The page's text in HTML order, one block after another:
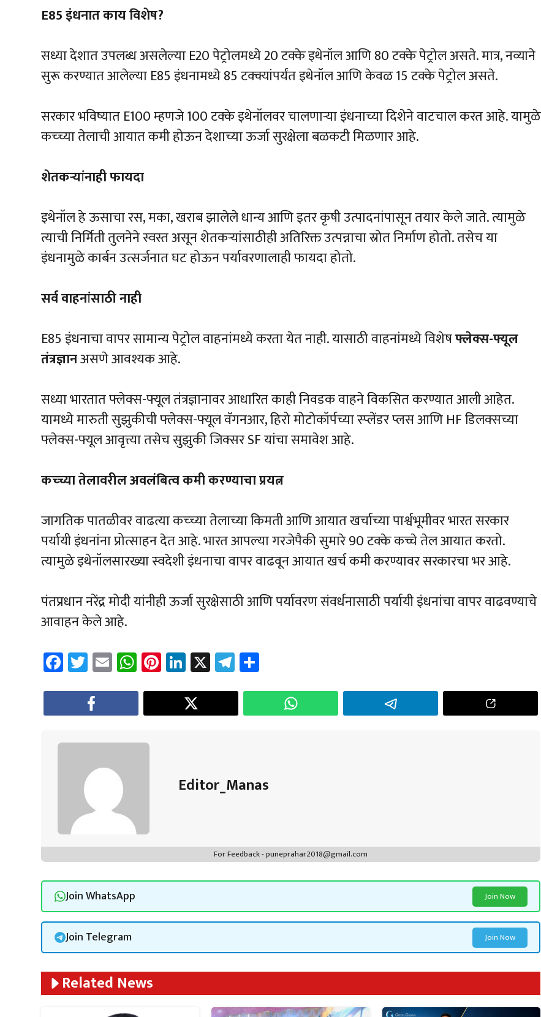
E85 इंधनात काय विशेष?
सध्या देशात उपलब्ध असलेल्या E20 पेट्रोलमध्ये 20 टक्के इथेनॉल आणि 80 टक्के पेट्रोल असते. मात्र, नव्याने
सुरू करण्यात आलेल्या E85 इंधनामध्ये 85 टक्क्यांपर्यंत इथेनॉल आणि केवळ 15 टक्के पेट्रोल असते.
सरकार भविष्यात E100 म्हणजे 100 टक्के इथेनॉलवर चालणाऱ्या इंधनाच्या दिशेने वाटचाल करत आहे. यामुळे
कच्च्या तेलाची आयात कमी होऊन देशाच्या ऊर्जा सुरक्षेला बळकटी मिळणार आहे.
शेतकऱ्यांनाही फायदा
इथेनॉल हे ऊसाचा रस, मका, खराब झालेले धान्य आणि इतर कृषी उत्पादनांपासून तयार केले जाते. त्यामुळे
त्याची निर्मिती तुलनेने स्वस्त असून शेतकऱ्यांसाठीही अतिरिक्त उत्पन्नाचा स्रोत निर्माण होतो. तसेच या
इंधनामुळे कार्बन उत्सर्जनात घट होऊन पर्यावरणालाही फायदा होतो.
सर्व वाहनांसाठी नाही
E85 इंधनाचा वापर सामान्य पेट्रोल वाहनांमध्ये करता येत नाही. यासाठी वाहनांमध्ये विशेषफ्लेक्स-फ्यूल
तंत्रज्ञानअसणे आवश्यक आहे.
सध्या भारतात फ्लेक्स-फ्यूल तंत्रज्ञानावर आधारित काही निवडक वाहने विकसित करण्यात आली आहेत.
यामध्ये मारुती सुझुकीची फ्लेक्स-फ्यूल वॅगनआर, हिरो मोटोकॉर्पच्या स्प्लेंडर प्लस आणि HF डिलक्सच्या
फ्लेक्स-फ्यूल आवृत्त्या तसेच सुझुकी जिक्सर SF यांचा समावेश आहे.
कच्च्या तेलावरील अवलंबित्व कमी करण्याचा प्रयत्न
जागतिक पातळीवर वाढत्या कच्च्या तेलाच्या किमती आणि आयात खर्चाच्या पार्श्वभूमीवर भारत सरकार
पर्यायी इंधनांना प्रोत्साहन देत आहे. भारत आपल्या गरजेपैकी सुमारे 90 टक्के कच्चे तेल आयात करतो.
त्यामुळे इथेनॉलसारख्या स्वदेशी इंधनाचा वापर वाढवून आयात खर्च कमी करण्यावर सरकारचा भर आहे.
पंतप्रधान नरेंद्र मोदी यांनीही ऊर्जा सुरक्षेसाठी आणि पर्यावरण संवर्धनासाठी पर्यायी इंधनांचा वापर वाढवण्याचे
आवाहन केले आहे.
Fa
ce
b
o
ok
T
wi
tt
er
E
m
ail
W
h
at
sA
p
Pi
nt
er
es
Li
nk
e
dI
X Te
le
gr
a
e
Editor_Manas
For Feedback - puneprahar2018@gmail.com
Join WhatsApp Join Now
Join Telegram Join Now
Related News